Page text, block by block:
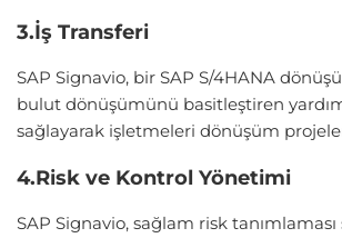
3.İş Transferi
SAP Signavio, bir SAP S/4HANA
bulut dönüşümünü basitleştiren
sağlayarak işletmeleri dönüşüm
4.Risk ve Kontrol Yönetimi
SAP Signavio, sağlam risk